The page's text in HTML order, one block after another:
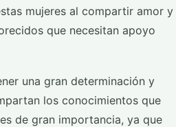
mujeres al compartir amor y
que necesitan apoyo
una gran determinación y
los conocimientos que
de gran importancia, ya que